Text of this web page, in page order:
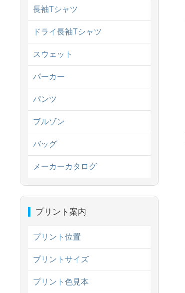
長袖Tシャツ
ドライ長袖Tシャツ
スウェット
パーカー
パンツ
ブルゾン
バッグ
メーカーカタログ
プリント案内
プリント位置
プリントサイズ
プリント色見本